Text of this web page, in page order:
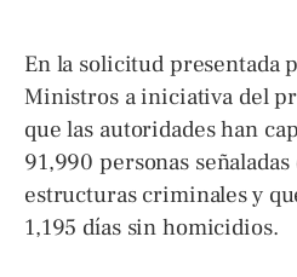
En la solicitud presentada
Ministros a iniciativa del
que las autoridades han
91,990 personas
estructuras criminales y
1,195 días sin homicidios.